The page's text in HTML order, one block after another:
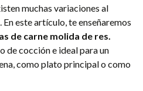
muchas variaciones al
este artículo, te enseñaremos
de carne molida de res.
de cocción e ideal para un
como plato principal o como